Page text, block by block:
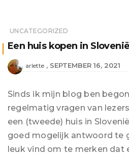
UNCATEGORIZED
Een huis kopen in Slovenië
arlette SEPTEMBER 16, 2021
Sinds ik mijn blog ben
regelmatig vragen van
een (tweede) huis in
goed mogelijk antwoord te
leuk vind om te merken dat